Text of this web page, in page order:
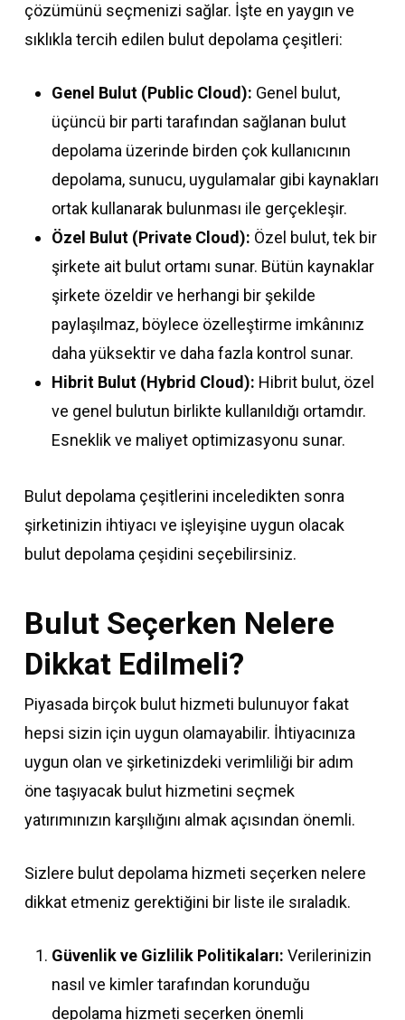
çözümünü seçmenizi sağlar. İşte en yaygın ve
sıklıkla tercih edilen bulut depolama çeşitleri:
Genel Bulut (Public Cloud): Genel bulut,
üçüncü bir parti tarafından sağlanan bulut
depolama üzerinde birden çok kullanıcının
depolama, sunucu, uygulamalar gibi kaynakları
ortak kullanarak bulunması ile gerçekleşir.
Özel Bulut (Private Cloud): Özel bulut, tek bir
şirkete ait bulut ortamı sunar. Bütün kaynaklar
şirkete özeldir ve herhangi bir şekilde
paylaşılmaz, böylece özelleştirme imkânınız
daha yüksektir ve daha fazla kontrol sunar.
Hibrit Bulut (Hybrid Cloud): Hibrit bulut, özel
ve genel bulutun birlikte kullanıldığı ortamdır.
Esneklik ve maliyet optimizasyonu sunar.
Bulut depolama çeşitlerini inceledikten sonra
şirketinizin ihtiyacı ve işleyişine uygun olacak
bulut depolama çeşidini seçebilirsiniz.
Bulut Seçerken Nelere
Dikkat Edilmeli?
Piyasada birçok bulut hizmeti bulunuyor fakat
hepsi sizin için uygun olamayabilir. İhtiyacınıza
uygun olan ve şirketinizdeki verimliliği bir adım
öne taşıyacak bulut hizmetini seçmek
yatırımınızın karşılığını almak açısından önemli.
Sizlere bulut depolama hizmeti seçerken nelere
dikkat etmeniz gerektiğini bir liste ile sıraladık.
Güvenlik ve Gizlilik Politikaları: Verilerinizin
nasıl ve kimler tarafından korunduğu
depolama hizmeti seçerken önemli